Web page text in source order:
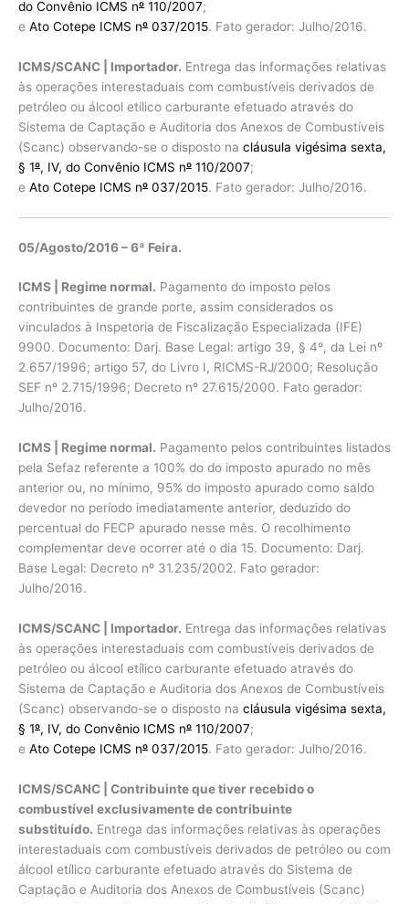
do Convênio ICMS nº 110/2007;
e Ato Cotepe ICMS nº 037/2015. Fato gerador: Julho/2016.
ICMS/SCANC | Importador. Entrega das informações relativas
às operações interestaduais com combustíveis derivados de
petróleo ou álcool etílico carburante efetuado através do
Sistema de Captação e Auditoria dos Anexos de Combustíveis
(Scanc) observando-se o disposto na cláusula vigésima sexta,
§ 1º, IV, do Convênio ICMS nº 110/2007;
e Ato Cotepe ICMS nº 037/2015. Fato gerador: Julho/2016.
05/Agosto/2016 – 6ª Feira.
ICMS | Regime normal. Pagamento do imposto pelos
contribuintes de grande porte, assim considerados os
vinculados à Inspetoria de Fiscalização Especializada (IFE)
9900. Documento: Darj. Base Legal: artigo 39, § 4º, da Lei nº
2.657/1996; artigo 57, do Livro I, RICMS-RJ/2000; Resolução
SEF nº 2.715/1996; Decreto nº 27.615/2000. Fato gerador:
Julho/2016.
ICMS | Regime normal. Pagamento pelos contribuintes listados
pela Sefaz referente a 100% do do imposto apurado no mês
anterior ou, no mínimo, 95% do imposto apurado como saldo
devedor no período imediatamente anterior, deduzido do
percentual do FECP apurado nesse mês. O recolhimento
complementar deve ocorrer até o dia 15. Documento: Darj.
Base Legal: Decreto nº 31.235/2002. Fato gerador:
Julho/2016.
ICMS/SCANC | Importador. Entrega das informações relativas
às operações interestaduais com combustíveis derivados de
petróleo ou álcool etílico carburante efetuado através do
Sistema de Captação e Auditoria dos Anexos de Combustíveis
(Scanc) observando-se o disposto na cláusula vigésima sexta,
§ 1º, IV, do Convênio ICMS nº 110/2007;
e Ato Cotepe ICMS nº 037/2015. Fato gerador: Julho/2016.
ICMS/SCANC | Contribuinte que tiver recebido o
combustível exclusivamente de contribuinte
substituído. Entrega das informações relativas às operações
interestaduais com combustíveis derivados de petróleo ou com
álcool etílico carburante efetuado através do Sistema de
Captação e Auditoria dos Anexos de Combustíveis (Scanc)